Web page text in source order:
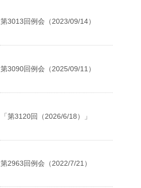
第3013回例会（2023/09/14）
第3090回例会（2025/09/11）
「第3120回（2026/6/18）」
第2963回例会（2022/7/21）